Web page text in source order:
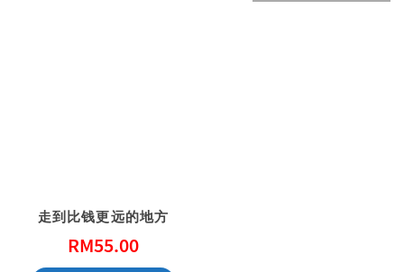
走到比钱更远的地方
RM55.00